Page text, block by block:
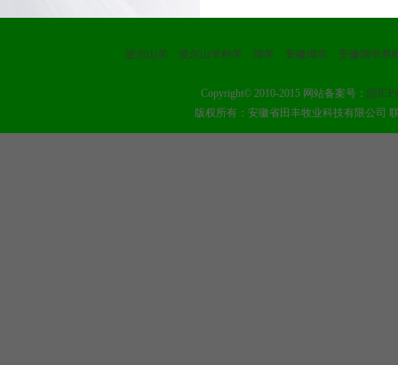
波尔山羊 波尔山羊种羊 湖羊 安徽湖羊 安徽湖羊养
Copyright© 2010-2015 网站备案号： 皖ICP
版权所有：安徽省田丰牧业科技有限公司